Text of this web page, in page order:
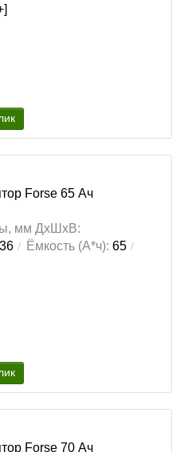
Forse 65 Ач
мм ДхШхВ:
36 Ёмкость (А*ч): 65
Forse 70 Ач